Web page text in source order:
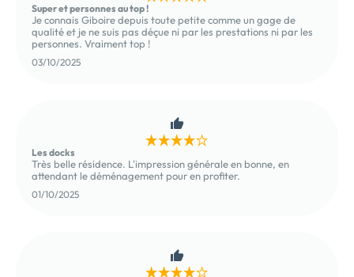
Super et personnes au top !
Je connais Giboire depuis toute petite comme un gage de
qualité et je ne suis pas déçue ni par les prestations ni par les
personnes. Vraiment top !
03/10/2025
Les docks
Très belle résidence. L'impression générale en bonne, en
attendant le déménagement pour en profiter.
01/10/2025